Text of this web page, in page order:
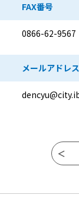
FAX番号
0866-62-9567
メールアドレス